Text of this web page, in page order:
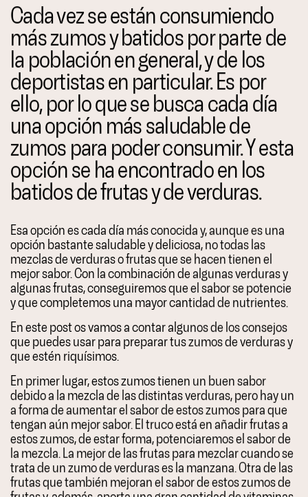
Cada vez se están consumiendo
más zumos y batidos por parte de
la población en general, y de los
deportistas en particular. Es por
ello, por lo que se busca cada día
una opción más saludable de
zumos para poder consumir. Y esta
opción se ha encontrado en los
batidos de frutas y de verduras.
Esa opción es cada día más conocida y, aunque es una
opción bastante saludable y deliciosa, no todas las
mezclas de verduras o frutas que se hacen tienen el
mejor sabor. Con la combinación de algunas verduras y
algunas frutas, conseguiremos que el sabor se potencie
y que completemos una mayor cantidad de nutrientes.
En este post os vamos a contar algunos de los consejos
que puedes usar para preparar tus zumos de verduras y
que estén riquísimos.
En primer lugar, estos zumos tienen un buen sabor
debido a la mezcla de las distintas verduras, pero hay un
a forma de aumentar el sabor de estos zumos para que
tengan aún mejor sabor. El truco está en añadir frutas a
estos zumos, de estar forma, potenciaremos el sabor de
la mezcla. La mejor de las frutas para mezclar cuando se
trata de un zumo de verduras es la manzana. Otra de las
frutas que también mejoran el sabor de estos zumos de